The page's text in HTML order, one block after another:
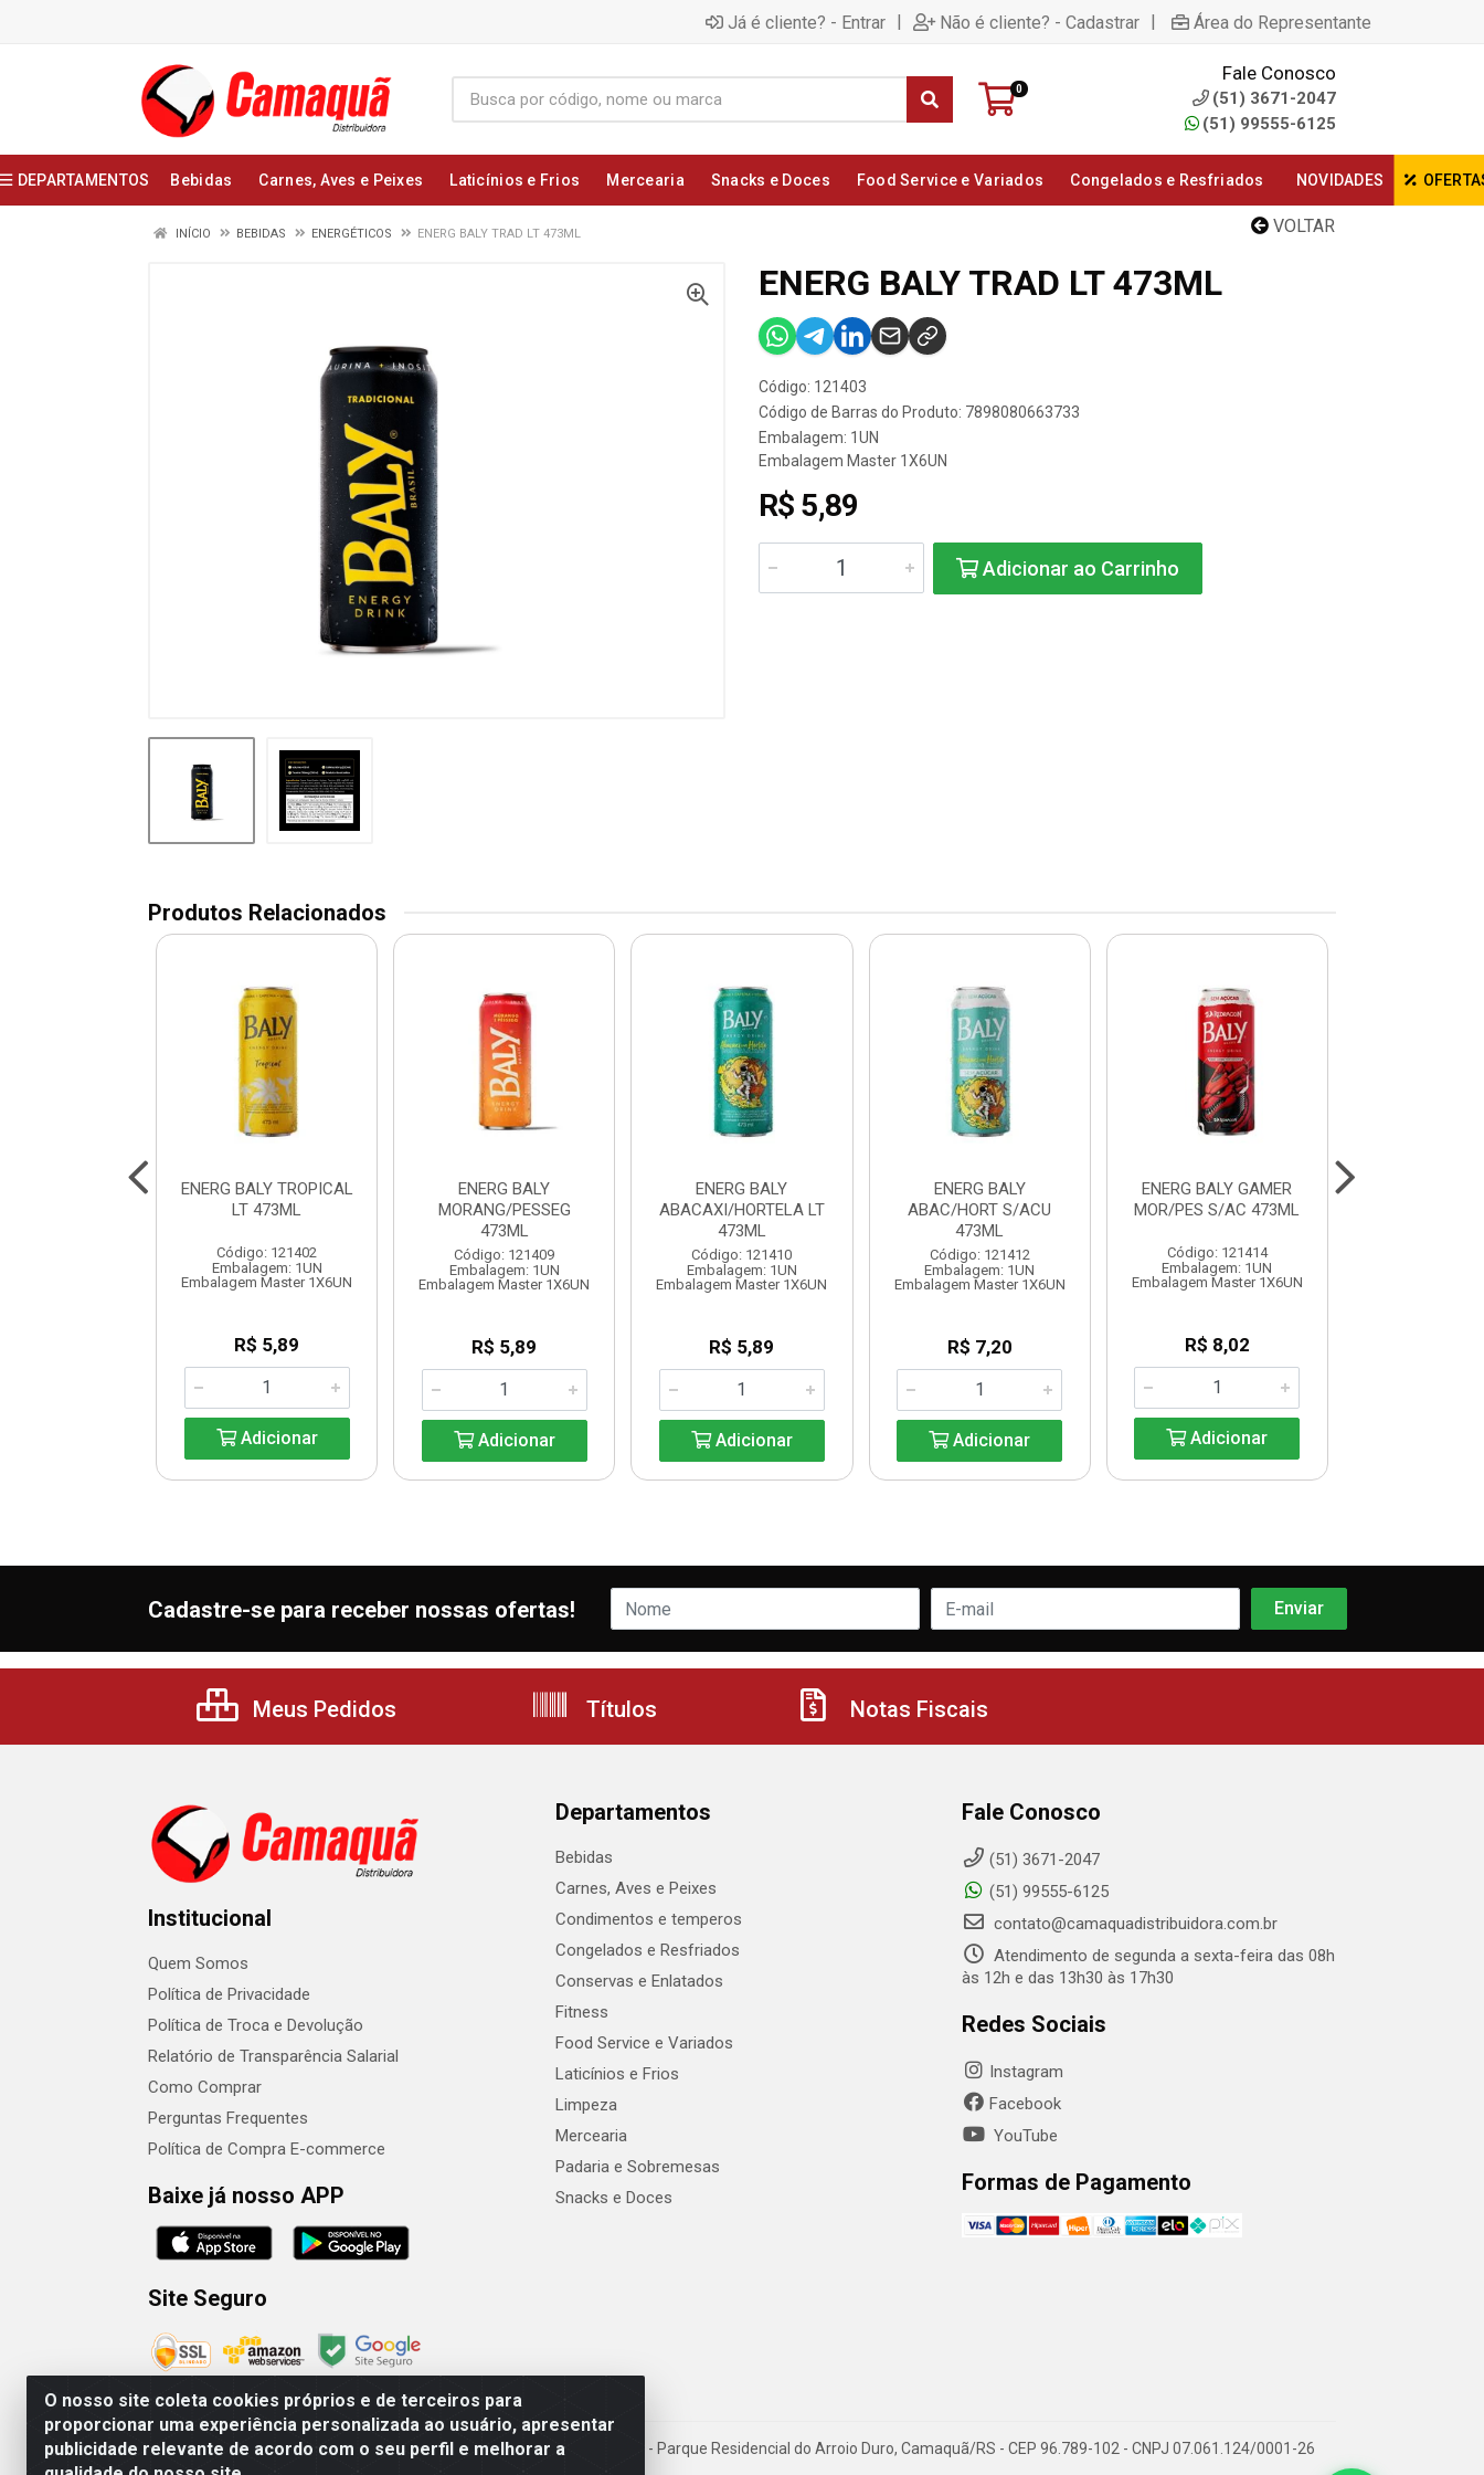
Já é cliente? - Entrar | Não é cliente? - Cadastrar | Área do Representante
0
Fale Conosco
(51) 3671-2047
(51) 99555-6125
DEPARTAMENTOS Bebidas Carnes, Aves e Peixes Laticínios e Frios Mercearia Snacks e Doces Food Service e Variados Congelados e Resfriados NOVIDADES
VOLTAR
INÍCIO BEBIDAS ENERGÉTICOS ENERG BALY TRAD LT 473ML
ENERG BALY TRAD LT 473ML
Código: 121403
Código de Barras do Produto: 7898080663733
Embalagem: 1UN
Embalagem Master 1X6UN
R$ 5,89
Adicionar ao Carrinho
Produtos Relacionados
ENERG BALY TROPICAL
LT 473ML
Código: 121402
Embalagem: 1UN
Embalagem Master 1X6UN
R$ 5,89
Adicionar
ENERG BALY
MORANG/PESSEG
473ML
Código: 121409
Embalagem: 1UN
Embalagem Master 1X6UN
R$ 5,89
Adicionar
ENERG BALY
ABACAXI/HORTELA LT
473ML
Código: 121410
Embalagem: 1UN
Embalagem Master 1X6UN
R$ 5,89
Adicionar
ENERG BALY
ABAC/HORT S/ACU
473ML
Código: 121412
Embalagem: 1UN
Embalagem Master 1X6UN
R$ 7,20
Adicionar
ENERG BALY GAMER
MOR/PES S/AC 473ML
Código: 121414
Embalagem: 1UN
Embalagem Master 1X6UN
R$ 8,02
Adicionar
O nosso site coleta cookies próprios e de terceiros para
proporcionar uma experiência personalizada ao usuário, apresentar
publicidade relevante de acordo com o seu perfil e melhorar a
Cadastre-se para receber nossas ofertas!
Meus Pedidos Títulos Notas Fiscais
Institucional
Quem Somos
Política de Privacidade
Política de Troca e Devolução
Relatório de Transparência Salarial
Como Comprar
Perguntas Frequentes
Política de Compra E-commerce
Baixe já nosso APP
Site Seguro
Departamentos
Bebidas
Carnes, Aves e Peixes
Condimentos e temperos
Congelados e Resfriados
Conservas e Enlatados
Fitness
Food Service e Variados
Laticínios e Frios
Limpeza
Mercearia
Padaria e Sobremesas
Snacks e Doces
Fale Conosco
(51) 3671-2047
(51) 99555-6125
contato@camaquadistribuidora.com.br
Atendimento de segunda a sexta-feira das 08h
às 12h e das 13h30 às 17h30
Redes Sociais
Instagram
Facebook
YouTube
Formas de Pagamento
Camaquã Distribuidora Ltda - Avenida Conego Luiz W Hanquet, 1001 - Parque Residencial do Arroio Duro, Camaquã/RS - CEP 96.789-102 - CNPJ 07.061.124/0001-26